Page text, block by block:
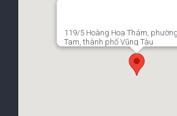
119/5 Hoàng Hoa Thám,
Tam, thành phố Vũng Tàu